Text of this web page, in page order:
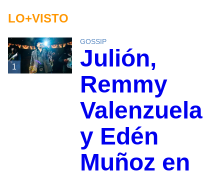
LO+VISTO
1
GOSSIP
Julión,
Remmy
Valenzuela
y Edén
Muñoz en